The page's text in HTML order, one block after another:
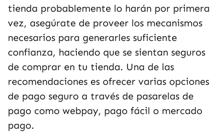
tienda probablemente lo harán por primera
vez, asegúrate de proveer los mecanismos
necesarios para generarles suficiente
confianza, haciendo que se sientan seguros
de comprar en tu tienda. Una de las
recomendaciones es ofrecer varias opciones
de pago seguro a través de pasarelas de
pago como webpay, pago fácil o mercado
pago.